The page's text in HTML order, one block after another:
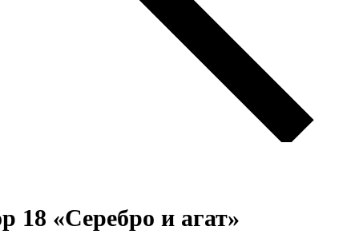
18 «Серебро и агат»